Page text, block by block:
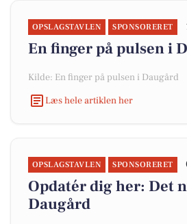
OPSLAGSTAVLEN SPONSORERET
En finger på pulsen i
Kilde: En finger på pulsen i Daugård
Læs hele artiklen her
OPSLAGSTAVLEN SPONSORERET
Opdatér dig her: Det
Daugård